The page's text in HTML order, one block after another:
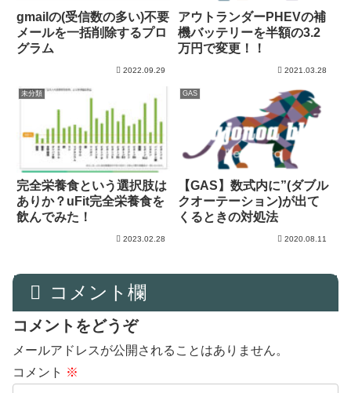
gmailの(受信数の多い)不要
メールを一括削除するプロ
グラム
2022.09.29
アウトランダーPHEVの補
機バッテリーを半額の3.2
万円で変更！！
2021.03.28
未分類
完全栄養食という選択肢は
ありか？uFit完全栄養食を
飲んでみた！
2023.02.28
GAS
【GAS】数式内に”(ダブル
クオーテーション)が出て
くるときの対処法
2020.08.11
コメント欄
コメントをどうぞ
メールアドレスが公開されることはありません。
コメント ※